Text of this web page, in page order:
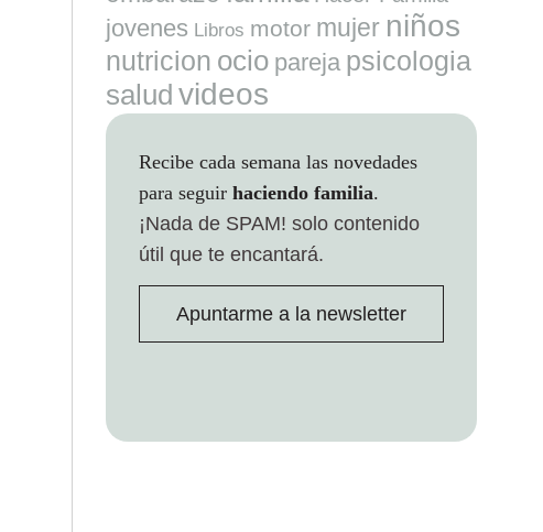
jovenes Libros motor mujer niños
nutricion ocio pareja psicologia
salud videos
Recibe cada semana las novedades
para seguir haciendo familia.
¡Nada de SPAM! solo contenido
útil que te encantará.
Apuntarme a la newsletter